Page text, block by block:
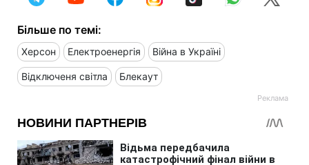
Більше по темі:
Херсон Електроенергія Війна в Україні
Відключеня світла Блекаут